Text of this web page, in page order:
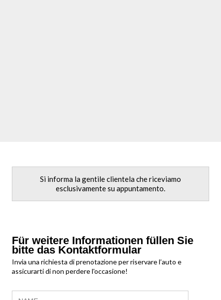
Si informa la gentile clientela che riceviamo
esclusivamente su appuntamento.
Für weitere Informationen füllen Sie
bitte das Kontaktformular
Invia una richiesta di prenotazione per riservare l’auto e
assicurarti di non perdere l'occasione!